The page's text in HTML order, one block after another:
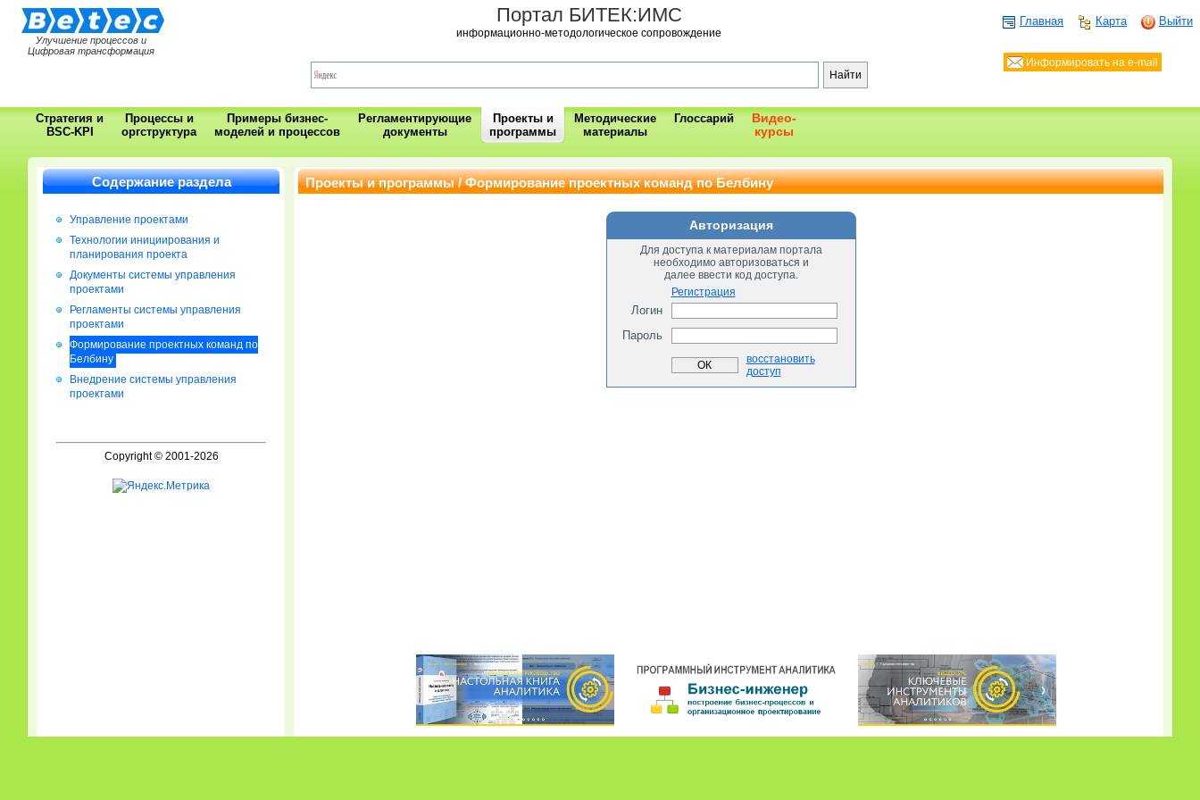
Улучшение процессов и
Цифровая трансформация
Портал БИТЕК:ИМС
информационно-методологическое сопровождение
Главная Карта Выйти
Информировать на e-mail
Стратегия и
BSC-KPI
Процессы и
оргструктура
Примеры бизнес-
моделей и процессов
Регламентирующие
документы
Проекты и
программы
Методические
материалы
Глоссарий
Видео-
курсы
Содержание раздела
Управление проектами
Технологии инициирования и
планирования проекта
Документы системы управления
проектами
Регламенты системы управления
проектами
Формирование проектных команд по
Белбину
Внедрение системы управления
проектами
Copyright © 2001-2026
Проекты и программы / Формирование проектных команд по Белбину
Авторизация
Для доступа к материалам портала
необходимо авторизоваться и
далее ввести код доступа.
Регистрация
Логин
Пароль
восстановить
доступ